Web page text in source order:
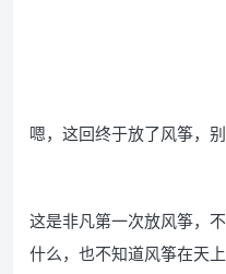
嗯，这回终于放了风筝，别
这是非凡第一次放风筝，
什么，也不知道风筝在天